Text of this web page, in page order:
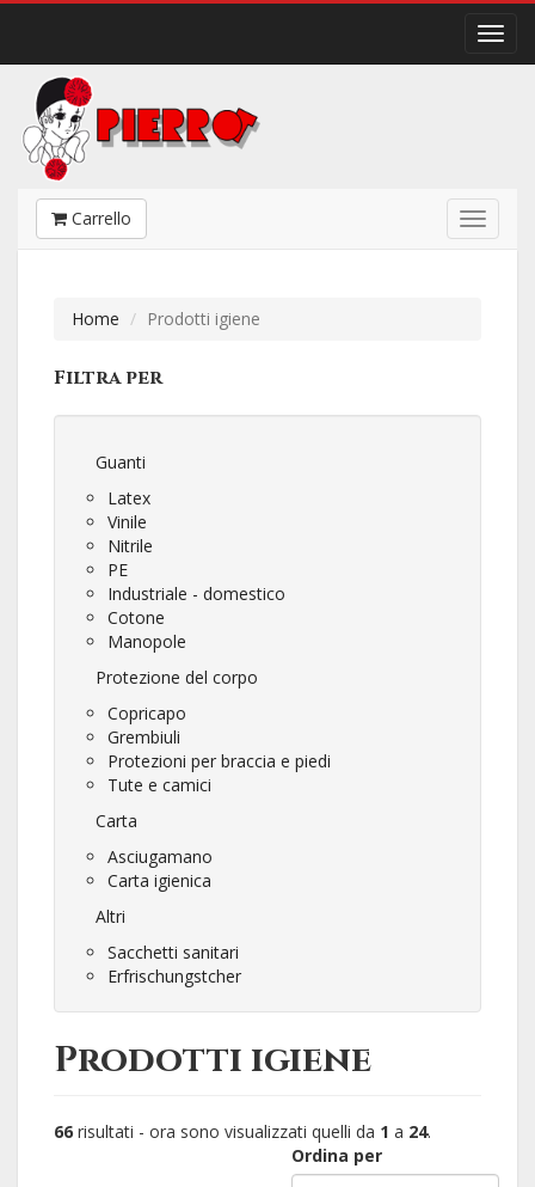
Carrello
Home Prodotti igiene
Filtra per
Guanti
Latex
Vinile
Nitrile
PE
Industriale - domestico
Cotone
Manopole
Protezione del corpo
Copricapo
Grembiuli
Protezioni per braccia e piedi
Tute e camici
Carta
Asciugamano
Carta igienica
Altri
Sacchetti sanitari
Erfrischungstcher
Prodotti igiene
66 risultati - ora sono visualizzati quelli da 1 a 24.
Ordina per